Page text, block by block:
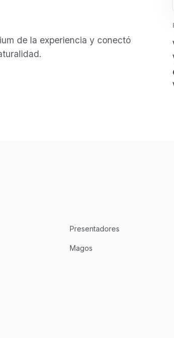
de la experiencia y conectó
Presentadores
Magos